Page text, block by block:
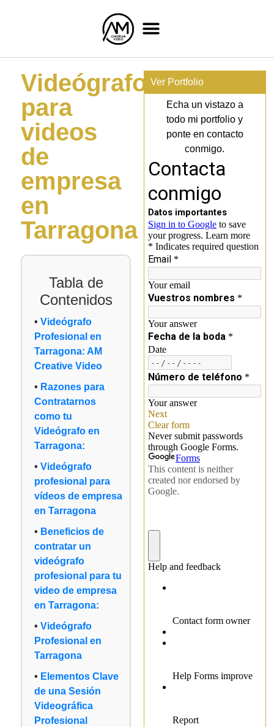
Videógrafo
para
videos
de
empresa
en
Tarragona
Tabla de
Contenidos
Videógrafo
Profesional en
Tarragona: AM
Creative Video
Razones para
Contratarnos
como tu
Videógrafo en
Tarragona:
Videógrafo
profesional para
vídeos de empresa
en Tarragona
Beneficios de
contratar un
videógrafo
profesional para tu
video de empresa
en Tarragona:
Videógrafo
Profesional en
Tarragona
Elementos Clave
de una Sesión
Videográfica
Profesional
Ver Portfolio
Echa un vistazo a
todo mi portfolio y
ponte en contacto
conmigo.